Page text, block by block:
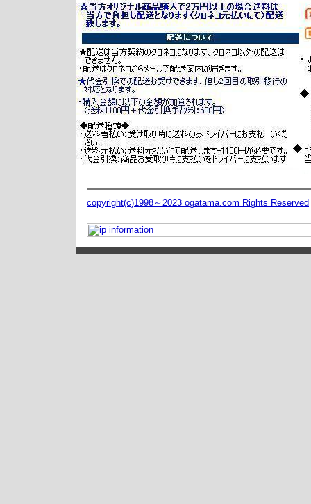
copyright(c)1998～2023 ogatama.com Rights Reserved